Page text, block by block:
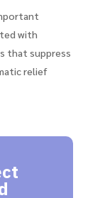
with
that suppress
relief